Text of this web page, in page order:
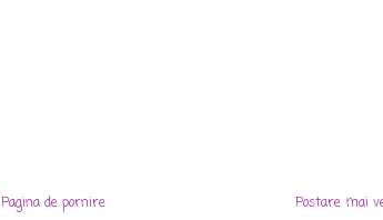
Postare mai
Pagina de pornire